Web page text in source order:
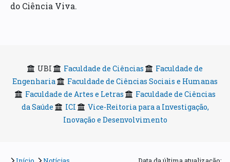
do Ciência Viva.
UBI Faculdade de Ciências
Faculdade de
Engenharia
Faculdade de Ciências Sociais e Humanas
Faculdade de Artes e Letras
Faculdade de Ciências
da Saúde
ICI
Vice-Reitoria para a Investigação,
Inovação e Desenvolvimento